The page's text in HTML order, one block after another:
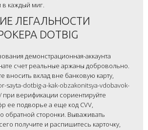
в каждый миг.
ЛЕГАЛЬНОСТИ
DOTBIG
демонстрационная-аккаунта
счет реальные аржаны добровольно.
вносить вклад вне банковую карту,
sayta-dotbig-a-kak-obzakonitsya-vdobavok-
при верификации сориентируйте
ее подворье а еще код CVV,
обратной сторонки. Вываживать
получите и распишитесь карточку,